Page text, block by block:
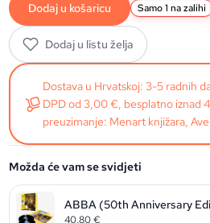
Dodaj u košaricu Samo 1 na zalihi
Dodaj u listu želja
Dostava u Hrvatskoj: 3-5 radnih
DPD od 3,00 €, besplatno iznad
preuzimanje: Menart knjižara,
Možda će vam se svidjeti
40,80€